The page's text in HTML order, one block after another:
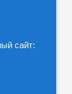
сайт: